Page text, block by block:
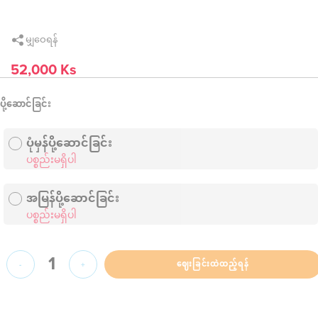
မျှဝေရန်
52,000 Ks
ပို့ဆောင်ခြင်း
ပုံမှန်ပို့ဆောင်ခြင်း
ပစ္စည်းမရှိပါ
အမြန်ပို့ဆောင်ခြင်း
ပစ္စည်းမရှိပါ
- 1 + ဈေးခြင်းထဲထည့်ရန်